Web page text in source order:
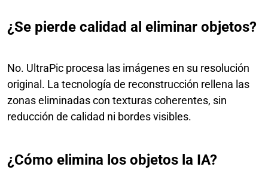
¿Se pierde calidad al eliminar objetos?
No. UltraPic procesa las imágenes en su resolución
original. La tecnología de reconstrucción rellena las
zonas eliminadas con texturas coherentes, sin
reducción de calidad ni bordes visibles.
¿Cómo elimina los objetos la IA?